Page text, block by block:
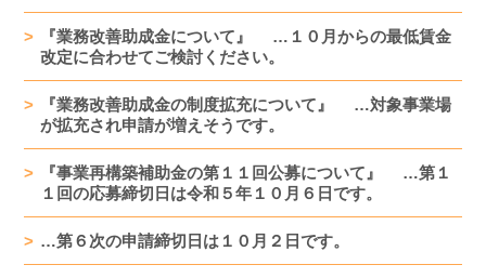
『業務改善助成金について』 …１０月からの最低賃金
改定に合わせてご検討ください。
『業務改善助成金の制度拡充について』 …対象事業場
が拡充され申請が増えそうです。
『事業再構築補助金の第１１回公募について』 …第１
１回の応募締切日は令和５年１０月６日です。
…第６次の申請締切日は１０月２日です。